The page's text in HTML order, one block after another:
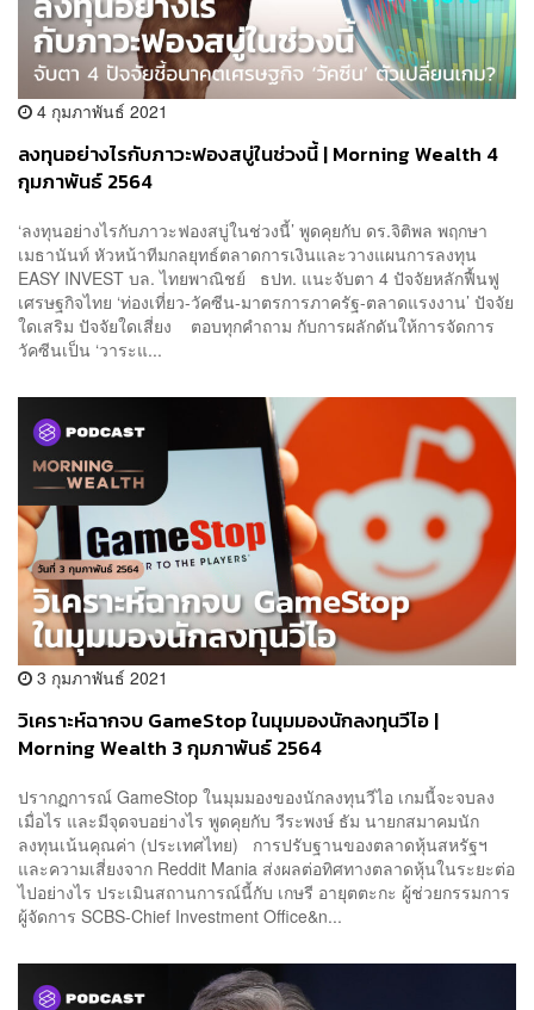
4 กุมภาพันธ์ 2021
ลงทุนอย่างไรกับภาวะฟองสบู่ในช่วงนี้ | Morning Wealth 4
กุมภาพันธ์ 2564
‘ลงทุนอย่างไรกับภาวะฟองสบู่ในช่วงนี้’ พูดคุยกับ ดร.จิติพล พฤกษา
เมธานันท์ หัวหน้าทีมกลยุทธ์ตลาดการเงินและวางแผนการลงทุน
EASY INVEST บล. ไทยพาณิชย์ ธปท. แนะจับตา 4 ปัจจัยหลักฟื้นฟู
เศรษฐกิจไทย ‘ท่องเที่ยว-วัคซีน-มาตรการภาครัฐ-ตลาดแรงงาน’ ปัจจัย
ใดเสริม ปัจจัยใดเสี่ยง ตอบทุกคำถาม กับการผลักดันให้การจัดการ
วัคซีนเป็น ‘วาระแ...
3 กุมภาพันธ์ 2021
วิเคราะห์ฉากจบ GameStop ในมุมมองนักลงทุนวีไอ |
Morning Wealth 3 กุมภาพันธ์ 2564
ปรากฏการณ์ GameStop ในมุมมองของนักลงทุนวีไอ เกมนี้จะจบลง
เมื่อไร และมีจุดจบอย่างไร พูดคุยกับ วีระพงษ์ ธัม นายกสมาคมนัก
ลงทุนเน้นคุณค่า (ประเทศไทย) การปรับฐานของตลาดหุ้นสหรัฐฯ
และความเสี่ยงจาก Reddit Mania ส่งผลต่อทิศทางตลาดหุ้นในระยะต่อ
ไปอย่างไร ประเมินสถานการณ์นี้กับ เกษรี อายุตตะกะ ผู้ช่วยกรรมการ
ผู้จัดการ SCBS-Chief Investment Office&n...